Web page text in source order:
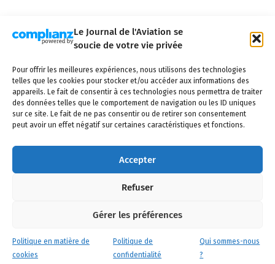
Le Journal de l'Aviation se
soucie de votre vie privée
Pour offrir les meilleures expériences, nous utilisons des technologies
telles que les cookies pour stocker et/ou accéder aux informations des
appareils. Le fait de consentir à ces technologies nous permettra de traiter
des données telles que le comportement de navigation ou les ID uniques
sur ce site. Le fait de ne pas consentir ou de retirer son consentement
peut avoir un effet négatif sur certaines caractéristiques et fonctions.
Accepter
Refuser
Gérer les préférences
Politique en matière de
cookies
Politique de
confidentialité
Qui sommes-nous
?
Mentions légales
CGV Politique de confidentialité Cookies
l'industrie aéronautique, l'aviation commerciale, l'aviation d'affaires, les
services MRO et après-vente, le financement et la location d'aéronefs civils,
l'aéronautique de défense et l'industrie spatiale. Toute reproduction, totale
autorisation écrite spécifique du Journal de l’Aviation.